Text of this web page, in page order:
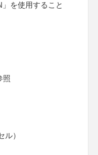
を使用すること
照
）